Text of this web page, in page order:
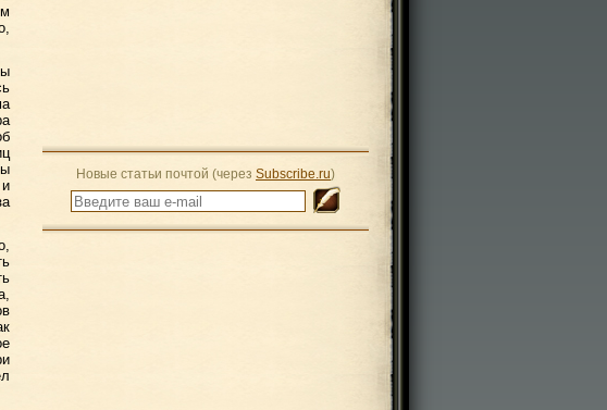
Новые статьи почтой (через Subscribe.ru)